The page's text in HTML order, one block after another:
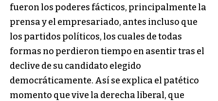
fueron los poderes fácticos, principalmente la
prensa y el empresariado, antes incluso que
los partidos políticos, los cuales de todas
formas no perdieron tiempo en asentir tras el
declive de su candidato elegido
democráticamente. Así se explica el patético
momento que vive la derecha liberal, que